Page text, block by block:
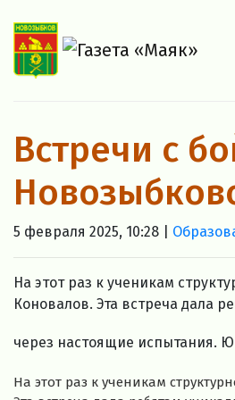
Встречи с
5 февраля 2025, 10:28 |
На этот раз к ученикам
Коновалов. Эта встреча дала
через настоящие испытания.
На этот раз к ученикам